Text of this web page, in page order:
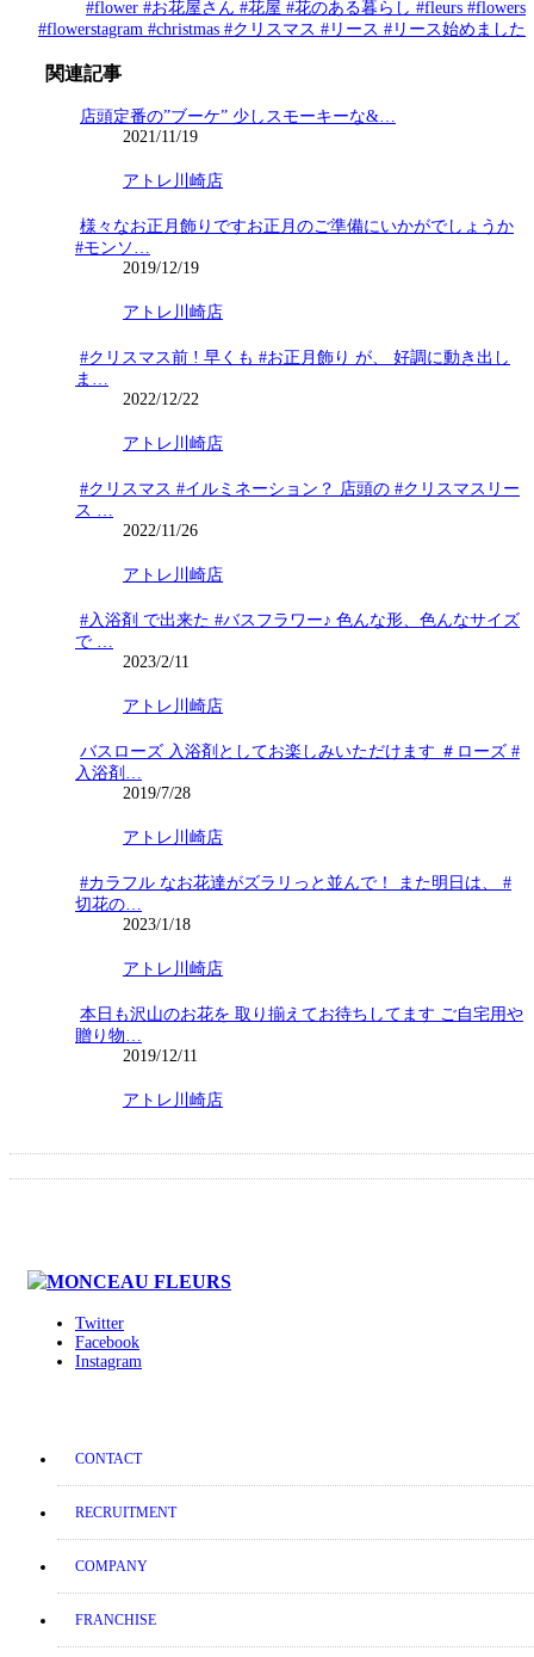
#flower #お花屋さん #花屋 #花のある暮らし #fleurs #flowers
#flowerstagram #christmas #クリスマス #リース #リース始めました
関連記事
店頭定番の”ブーケ” 少しスモーキーな&…
2021/11/19
アトレ川崎店
様々なお正月飾りですお正月のご準備にいかがでしょうか️
#モンソ…
2019/12/19
アトレ川崎店
#クリスマス前 ! 早くも #お正月飾り が、 好調に動き出し
ま…
2022/12/22
アトレ川崎店
#クリスマス #イルミネーション？ 店頭の #クリスマスリー
ス …
2022/11/26
アトレ川崎店
#入浴剤 で出来た #バスフラワー♪ 色んな形、色んなサイズ
で …
2023/2/11
アトレ川崎店
バスローズ 入浴剤としてお楽しみいただけます ＃ローズ #
入浴剤…
2019/7/28
アトレ川崎店
#カラフル なお花達がズラリっと並んで！ また明日は、 #
切花の…
2023/1/18
アトレ川崎店
本日も沢山のお花を 取り揃えてお待ちしてます️ ご自宅用や
贈り物…
2019/12/11
アトレ川崎店
Twitter
Facebook
Instagram
CONTACT
RECRUITMENT
COMPANY
FRANCHISE